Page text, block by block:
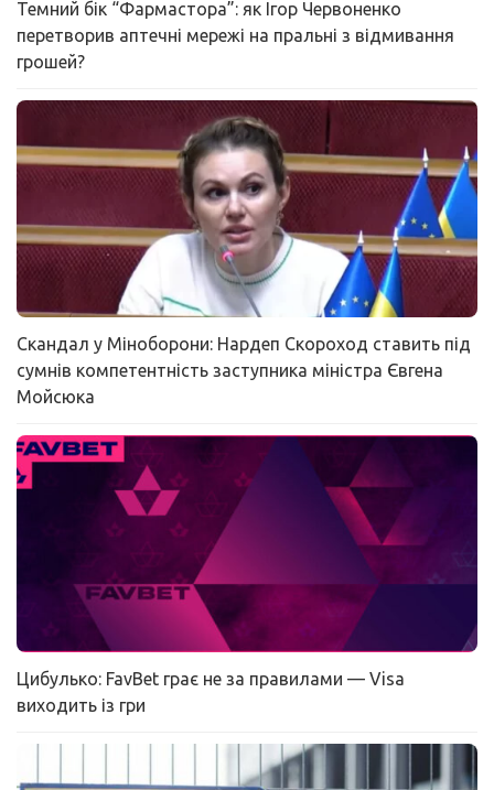
Темний бік “Фармастора”: як Ігор Червоненко
перетворив аптечні мережі на пральні з відмивання
грошей?
Скандал у Міноборони: Нардеп Скороход ставить під
сумнів компетентність заступника міністра Євгена
Мойсюка
Цибулько: FavBet грає не за правилами — Visa
виходить із гри